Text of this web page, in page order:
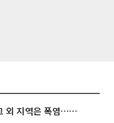
동해안은 시간당 80㎜ 폭우, 그 외 지역은 폭염…‘극과 극 날씨’